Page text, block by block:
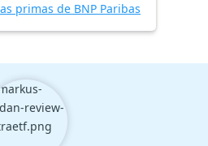
primas de BNP Paribas